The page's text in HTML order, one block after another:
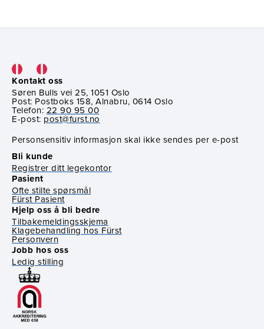
Kontakt oss
Søren Bulls vei 25, 1051 Oslo
Post: Postboks 158, Alnabru, 0614 Oslo
Telefon: 22 90 95 00
E-post: post@furst.no
Personsensitiv informasjon skal ikke sendes per e-post
Bli kunde
Registrer ditt legekontor
Pasient
Ofte stilte spørsmål
Fürst Pasient
Hjelp oss å bli bedre
Tilbakemeldingsskjema
Klagebehandling hos Fürst
Personvern
Jobb hos oss
Ledig stilling